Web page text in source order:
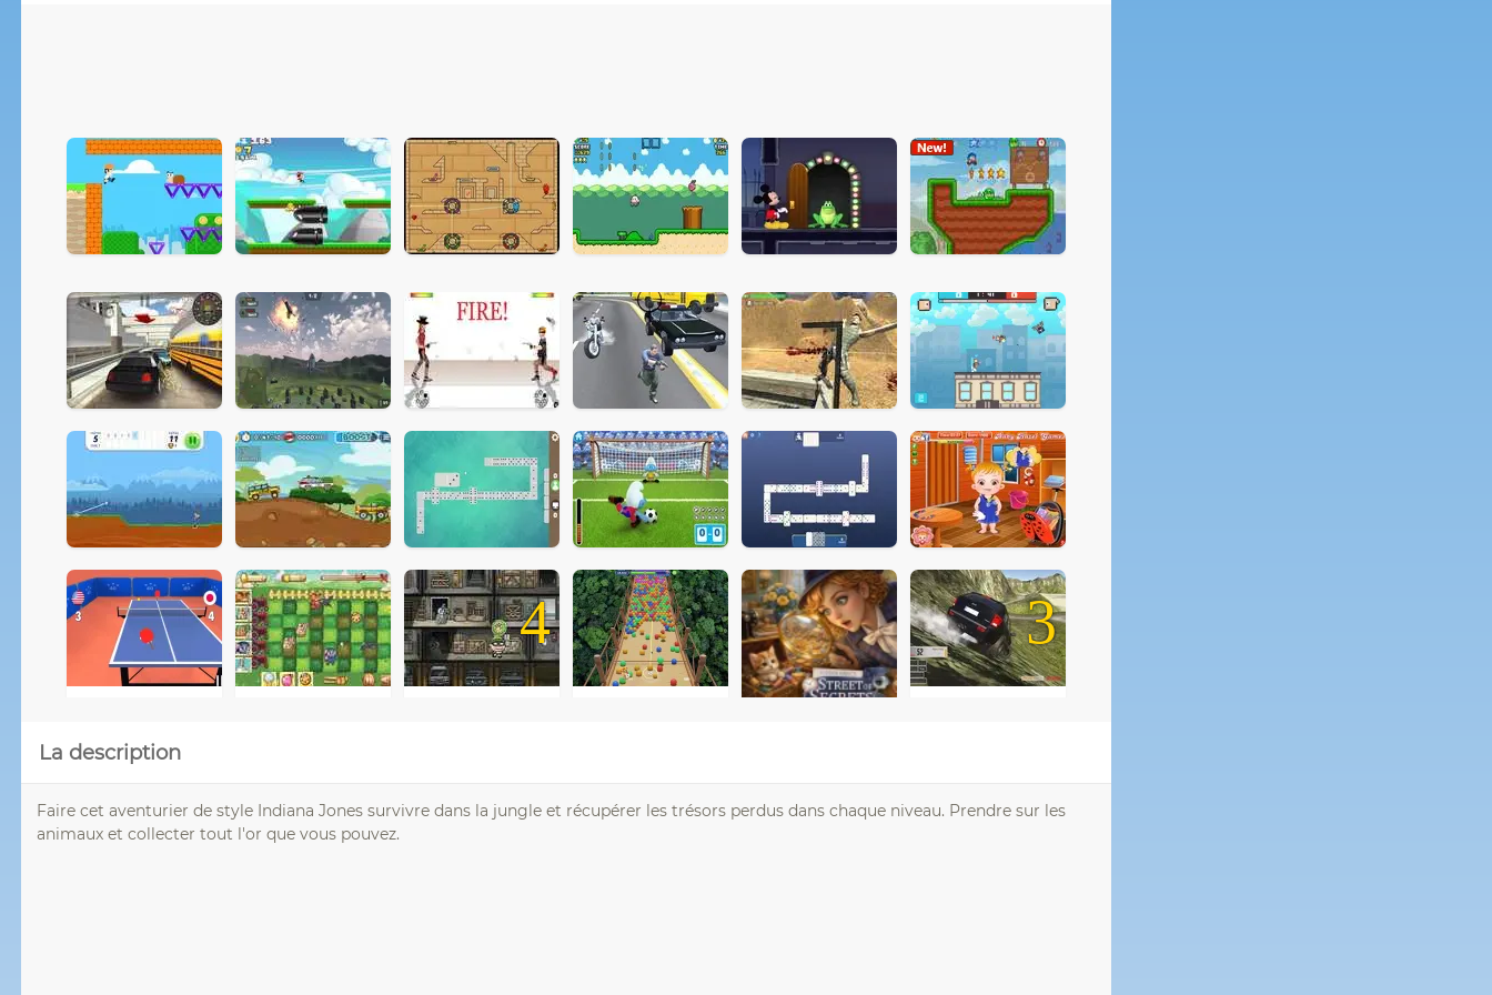
4 3
La description
Faire cet aventurier de style Indiana Jones survivre dans la jungle et récupérer les trésors perdus dans chaque niveau. Prendre sur les
animaux et collecter tout l'or que vous pouvez.